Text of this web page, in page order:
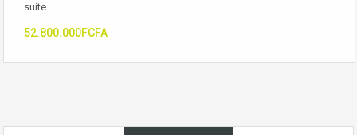
suite
52.800.000FCFA